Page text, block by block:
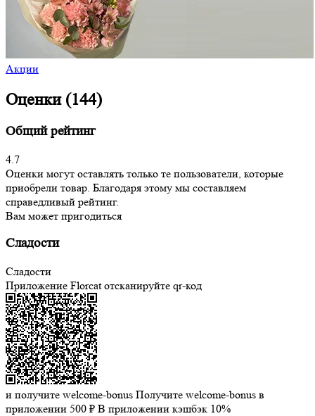
Акции
Оценки (144)
Общий рейтинг
4.7
Оценки могут оставлять только те пользователи, которые
приобрели товар. Благодаря этому мы составляем
справедливый рейтинг.
Вам может пригодиться
Сладости
Сладости
Приложение Florcat отсканируйте qr-код
и получите welcome-bonus Получите welcome-bonus в
приложении 500 ₽ В приложении кэшбэк 10%